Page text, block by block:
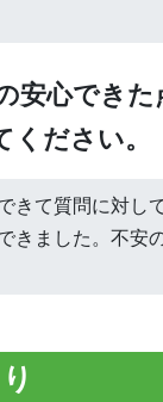
安心でき
ださい。
きて質問に対し
きました。不安